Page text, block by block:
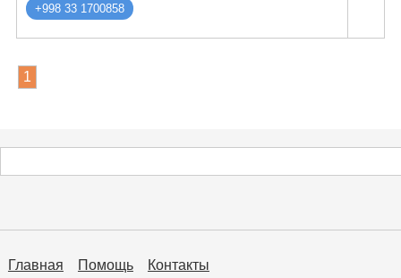
+998 33 1700858
1
Главная Помощь
Контакты